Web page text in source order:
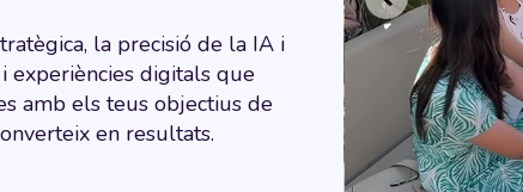
la precisió de la IA i
experiències digitals que
amb els teus objectius de
en resultats.